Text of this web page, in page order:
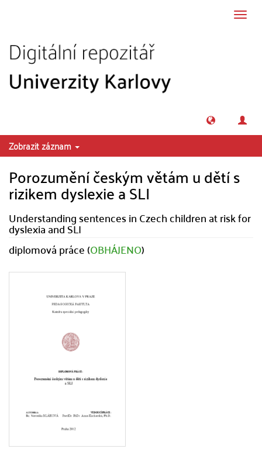
Zobrazit záznam
Porozumění českým větám u dětí s
rizikem dyslexie a SLI
Understanding sentences in Czech children at risk for
dyslexia and SLI
diplomová práce (OBHÁJENO)